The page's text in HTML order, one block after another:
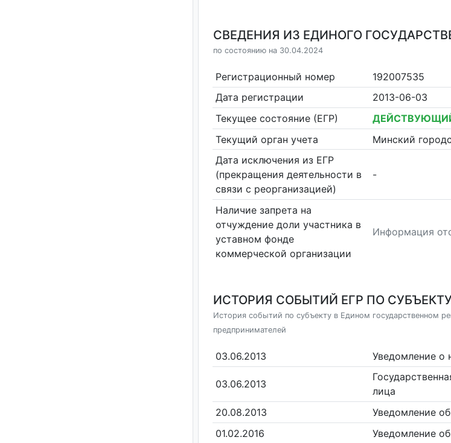
СВЕДЕНИЯ ИЗ ЕДИНОГО
по состоянию на 30.04.2024
Регистрационный номер
192007535
Дата регистрации
2013-06-03
Текущее состояние (ЕГР)
Текущий орган учета
Минский
Дата исключения из ЕГР
(прекращения деятельности в
связи с реорганизацией)
-
Наличие запрета на
отчуждение доли участника в
уставном фонде
коммерческой организации
Информация
ИСТОРИЯ СОБЫТИЙ ЕГР ПО СУБЪЕКТУ
История событий по субъекту в Едином государственном
предпринимателей
03.06.2013 Уведомление о
03.06.2013
лица
20.08.2013
Уведомление
01.02.2016
Уведомление